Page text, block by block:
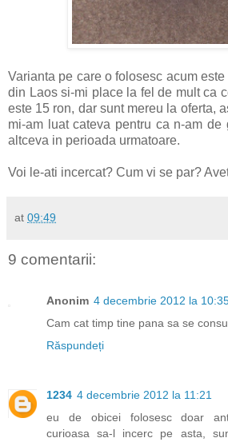
Varianta pe care o folosesc acum
din Laos si-mi place la fel de mult ca
este 15 ron, dar sunt mereu la oferta,
mi-am luat cateva pentru ca n-am
altceva in perioada urmatoare.
Voi le-ati incercat? Cum vi se par?
at 09:49
9 comentarii:
Anonim 4 decembrie 2012 la
Cam cat timp tine pana sa se
Răspundeți
1234 4 decembrie 2012 la 11:21
eu de obicei folosesc doar
curioasa sa-l incerc pe asta,